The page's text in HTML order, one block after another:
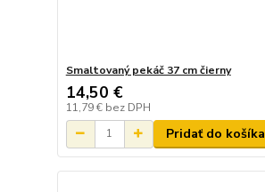
Smaltovaný pekáč 37 cm čierny
14,50 €
11,79 € bez DPH
Pridať do košíka